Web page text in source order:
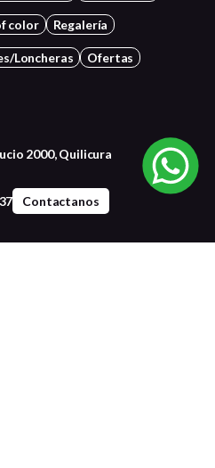
color Regalería
Loncheras Ofertas
2000, Quilicura
Contactanos